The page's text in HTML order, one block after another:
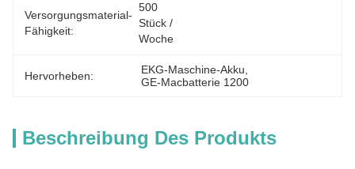
Versorgungsmaterial-
Fähigkeit:
500
Stück /
Woche
Hervorheben: EKG-Maschine-Akku
GE-Macbatterie 1200
Beschreibung Des Produkts